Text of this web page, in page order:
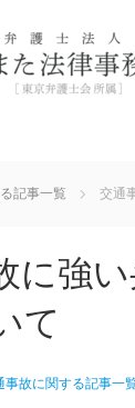
記事一覧 交通
に強
て
事故に関する記事一